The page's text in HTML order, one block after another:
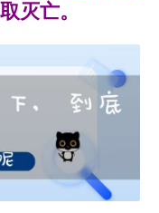
灭亡。